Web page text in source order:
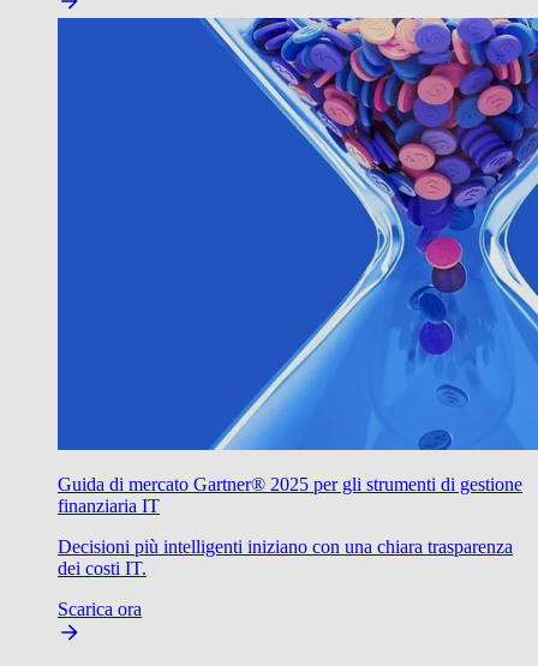
Guida di mercato Gartner® 2025 per gli strumenti di gestione
finanziaria IT
Decisioni più intelligenti iniziano con una chiara trasparenza
dei costi IT.
Scarica ora